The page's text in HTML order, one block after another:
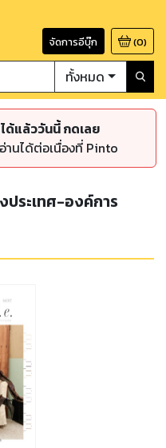
จัดการอีบุ๊ก (0)
ทั้งหมด
ด้แล้ววันนี้ กดเลย
นได้ต่อเนื่องที่ Pinto
ระเทศ-องค์การ